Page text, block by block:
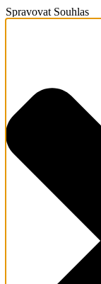
Spravovat Souhlas